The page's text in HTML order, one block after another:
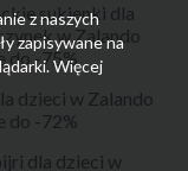
sukienki dla
w Zalando
do -75%
dzieci w Zalando
do -72%
dla dzieci w
z naszych
zapisywane na
Więcej